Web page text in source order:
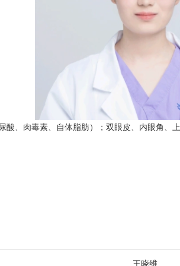
、肉毒素、自体脂肪）；双眼皮、内眼角、
王晓维